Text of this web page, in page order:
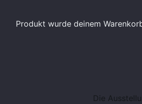
Produkt wurde deinem
Die